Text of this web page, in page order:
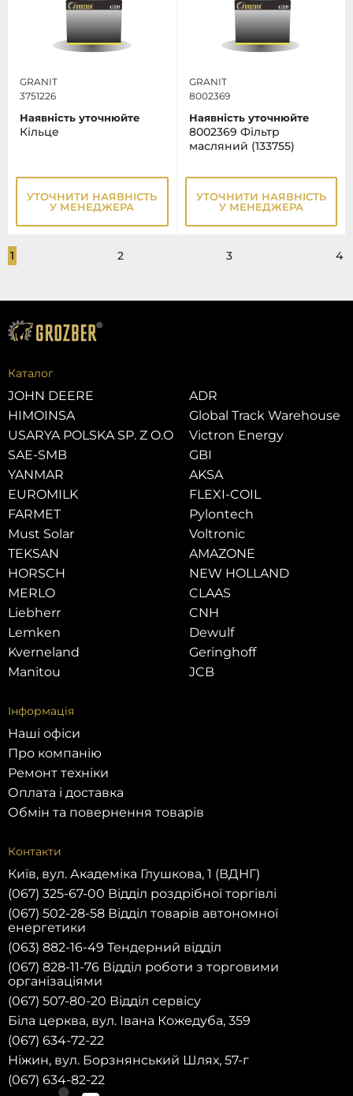
GRANIT
3751226
Наявність уточнюйте
Кільце
УТОЧНИТИ НАЯВНІСТЬ
У МЕНЕДЖЕРА
GRANIT
8002369
Наявність уточнюйте
8002369 Фільтр
масляний (133755)
УТОЧНИТИ НАЯВНІСТЬ
У МЕНЕДЖЕРА
1 2 3 4
Каталог
JOHN DEERE
HIMOINSA
USARYA POLSKA SP. Z O.O
SAE-SMB
YANMAR
EUROMILK
FARMET
Must Solar
TEKSAN
HORSCH
MERLO
Liebherr
Lemken
Kverneland
Manitou
ADR
Global Track Warehouse
Victron Energy
GBI
AKSA
FLEXI-COIL
Pylontech
Voltronic
AMAZONE
NEW HOLLAND
CLAAS
CNH
Dewulf
Geringhoff
JCB
Інформація
Наші офіси
Про компанію
Ремонт техніки
Оплата і доставка
Обмін та повернення товарів
Контакти
Київ, вул. Академіка Глушкова, 1 (ВДНГ)
(067) 325-67-00 Відділ роздрібної торгівлі
(067) 502-28-58 Відділ товарів автономної
енергетики
(063) 882-16-49 Тендерний відділ
(067) 828-11-76 Відділ роботи з торговими
організаціями
(067) 507-80-20 Відділ сервісу
Біла церква, вул. Івана Кожедуба, 359
(067) 634-72-22
Ніжин, вул. Борзнянський Шлях, 57-г
(067) 634-82-22